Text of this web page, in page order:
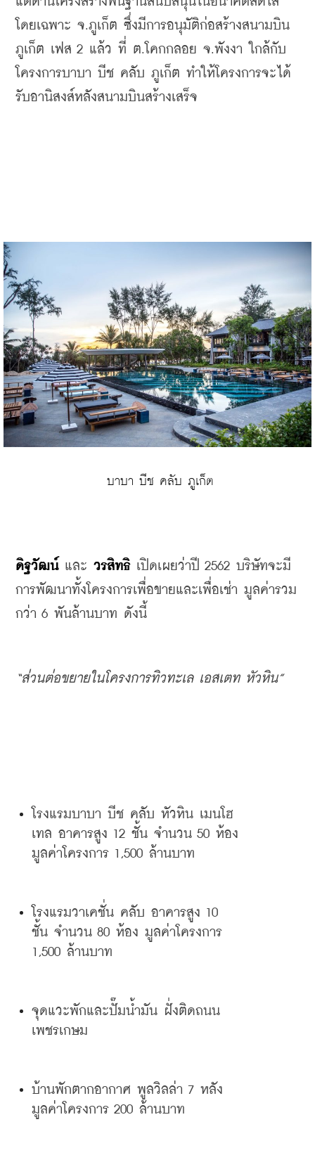
โดยเฉพาะ จ.ภูเก็ต ซึ่งมีการอนุมัติก่อสร้างสนามบิน
ภูเก็ต เฟส 2 แล้ว ที่ ต. โคกกลอย จ.พังงา
ใกล้กับ
โครงการบาบา บีช คลับ ภูเก็ต ทำให้โครงการจะได้
รับอานิสงส์หลังสนามบินสร้างเสร็จ
บาบา บีช คลับ ภูเก็ต
ดิฐวัฒน์ และ วรสิทธิ เปิดเผยว่าปี 2562 บริษัทจะมี
การพัฒนาทั้งโครงการเพื่อขายและเพื่อเช่า มูลค่ารวม
กว่า 6 พันล้านบาท ดังนี้
“ส่วนต่อขยายในโครงการทิวทะเล เอสเตท หัวหิน”
โรงแรมบาบา บีช คลับ หัวหิน เมนโฮ
เทล อาคารสูง 12 ชั้น จำนวน 50 ห้อง
มูลค่าโครงการ 1,500 ล้านบาท
โรงแรมวาเคชั่น คลับ อาคารสูง
ชั้น จำนวน 80 ห้อง มูลค่าโครงการ
1,500 ล้านบาท
จุดแวะพักและปั๊มน้ำมัน ฝั่งติดถนน
เพชรเกษม
บ้านพักตากอากาศ พูลวิลล่า 7 หลัง
มูลค่าโครงการ 200 ล้านบาท